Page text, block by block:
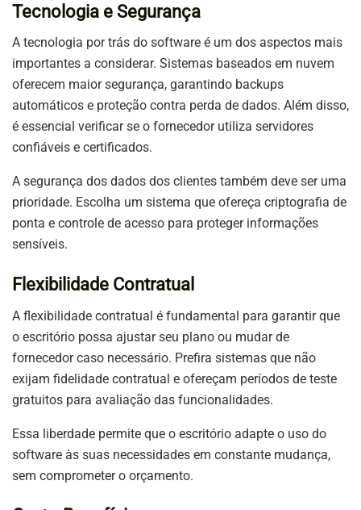
Tecnologia e Segurança
A tecnologia por trás do software é um dos aspectos mais
importantes a considerar. Sistemas baseados em nuvem
oferecem maior segurança, garantindo backups
automáticos e proteção contra perda de dados. Além disso,
é essencial verificar se o fornecedor utiliza servidores
confiáveis e certificados.
A segurança dos dados dos clientes também deve ser uma
prioridade. Escolha um sistema que ofereça criptografia de
ponta e controle de acesso para proteger informações
sensíveis.
Flexibilidade Contratual
A flexibilidade contratual é fundamental para garantir que
o escritório possa ajustar seu plano ou mudar de
fornecedor caso necessário. Prefira sistemas que não
exijam fidelidade contratual e ofereçam períodos de teste
gratuitos para avaliação das funcionalidades.
Essa liberdade permite que o escritório adapte o uso do
software às suas necessidades em constante mudança,
sem comprometer o orçamento.